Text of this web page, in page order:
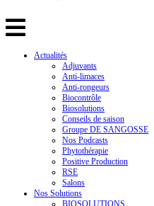
Actualités
Adjuvants
Anti-limaces
Anti-rongeurs
Biocontrôle
Biosolutions
Conseils de saison
Groupe DE SANGOSSE
Nos Podcasts
Phytothérapie
Positive Production
RSE
Salons
Nos Solutions